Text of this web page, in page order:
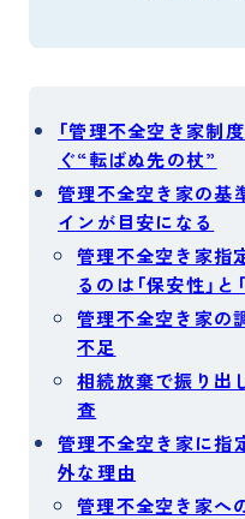
「管理不全空き家制
ぐ“転ばぬ先の杖”
管理不全空き家の基
インが目安になる
管理不全空き家指
るのは「保安性」と
管理不全空き家の
不足
相続放棄で振り出
査
管理不全空き家に指
外な理由
管理不全空き家へ